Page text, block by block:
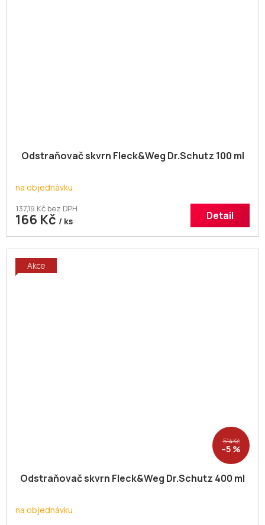
Odstraňovač skvrn Fleck&Weg Dr.Schutz 100 ml
na objednávku
137,19 Kč bez DPH
166 Kč / ks Detail
Akce
514 Kč
–5 %
Odstraňovač skvrn Fleck&Weg Dr.Schutz 400 ml
na objednávku